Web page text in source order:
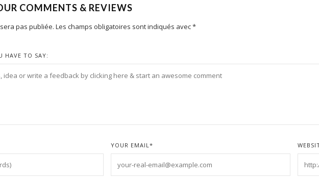
COMMENTS & REVIEWS
pas publiée. Les champs obligatoires sont indiqués avec*
HAVE TO SAY:
YOUR EMAIL *